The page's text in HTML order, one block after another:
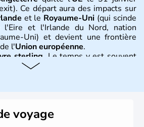
Ce départ aura des impacts sur
et le Royaume-Uni (qui scinde
et l'Irlande du Nord, nation
Uni) et devient une frontière
l'Union européenne.
sterling . Le temps y est souvent
précipitations : il s’agit d’un
voyage